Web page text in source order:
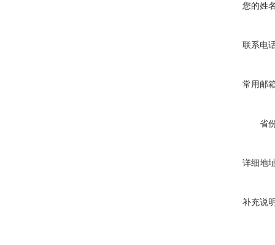
您的姓
联系电
常用邮
省
详细地
补充说